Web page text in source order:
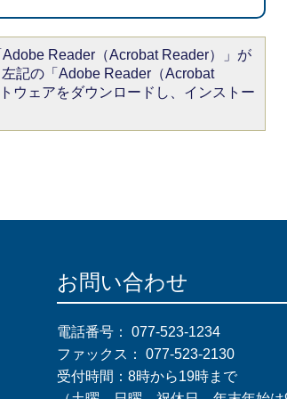
Reader（Acrobat Reader）」が
記の「Adobe Reader（Acrobat
ウェアをダウンロードし、インストー
お問い合わせ
電話番号： 077-523-1234
ファックス： 077-523-2130
受付時間：8時から19時まで